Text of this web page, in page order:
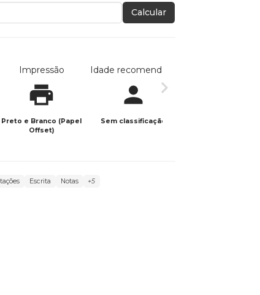
Calcular
Impressão
Preto e Branco (Papel
Offset)
Idade recomendada
Sem classificação
Escrita Notas +5